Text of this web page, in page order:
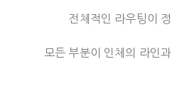
전체적인 라우팅이
모든 부분이 인체의 라인